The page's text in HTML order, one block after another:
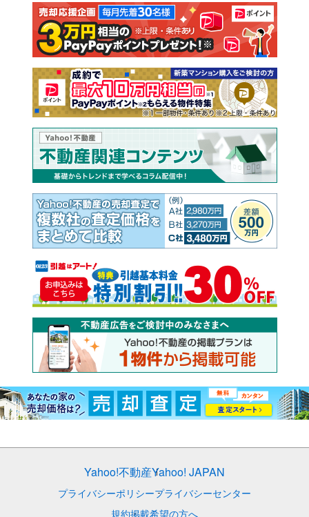
注文住宅 土地
売却査定
Yahoo!不動産Yahoo! JAPAN
プライバシーポリシープライバシーセンター
規約掲載希望の方へ